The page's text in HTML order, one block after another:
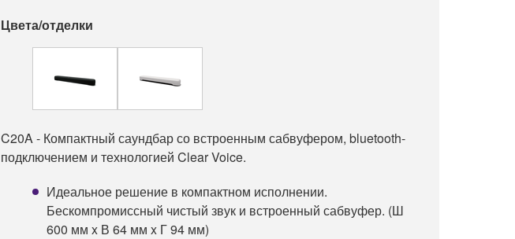
Цвета/отделки
C20A - Компактный саундбар со встроенным сабвуфером, bluetooth-
подключением и технологией Clear Voice.
Идеальное решение в компактном исполнении.
Бескомпромиссный чистый звук и встроенный сабвуфер. (Ш
600 мм x В 64 мм x Г 94 мм)